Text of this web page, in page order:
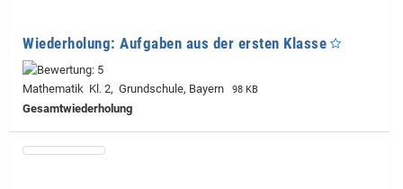
Wiederholung: Aufgaben aus der ersten Klasse
Mathematik Kl. 2, Grundschule, Bayern 98 KB
Gesamtwiederholung